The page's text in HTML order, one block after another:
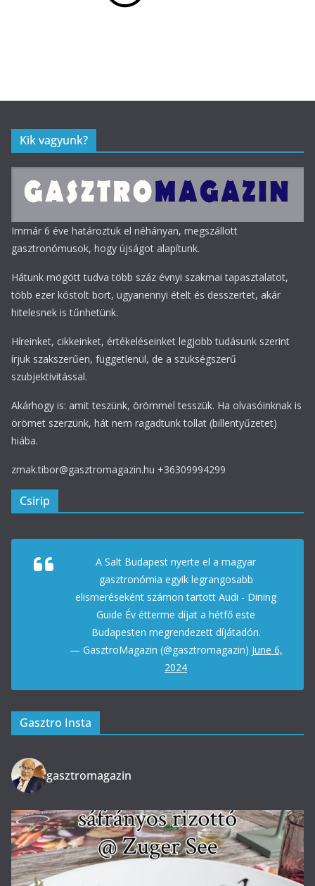
Kik vagyunk?
Immár 6 éve határoztuk el néhányan, megszállott
gasztronómusok, hogy újságot alapítunk.
Hátunk mögött tudva több száz évnyi szakmai tapasztalatot,
több ezer kóstolt bort, ugyanennyi ételt és desszertet, akár
hitelesnek is tűnhetünk.
Híreinket, cikkeinket, értékeléseinket legjobb tudásunk szerint
írjuk szakszerűen, függetlenül, de a szükségszerű
szubjektivitással.
Akárhogy is: amit teszünk, örömmel tesszük. Ha olvasóinknak is
örömet szerzünk, hát nem ragadtunk tollat (billentyűzetet)
hiába.
zmak.tibor@gasztromagazin.hu +36309994299
Csirip
A Salt Budapest nyerte el a magyar
gasztronómia egyik legrangosabb
elismeréseként számon tartott Audi - Dining
Guide Év étterme díjat a hétfő este
Budapesten megrendezett díjátadón.
— GasztroMagazin (@gasztromagazin) June 6,
2024
Gasztro Insta
gasztromagazin